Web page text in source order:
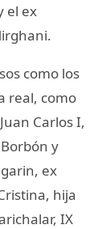
el ex
como los
real, como
Carlos I,
y
ex
hija
IX